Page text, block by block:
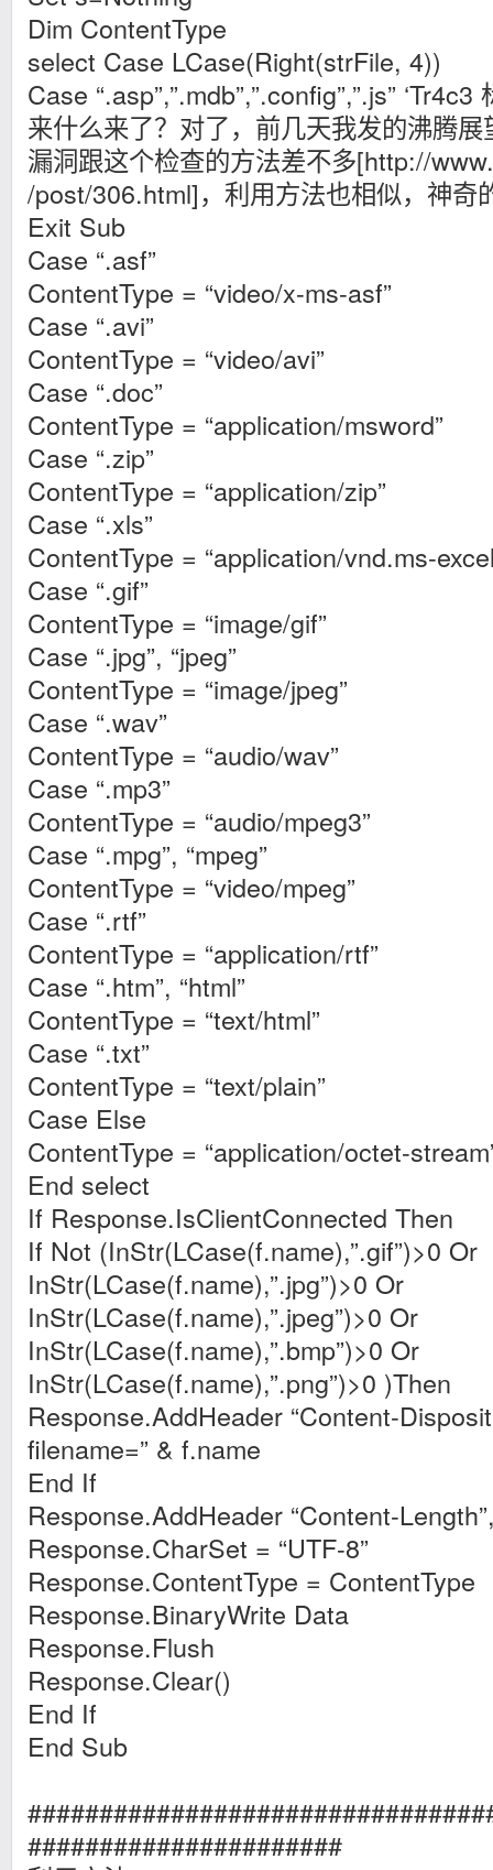
Dim ContentType
select Case LCase(Right(strFile, 4))
Case “.asp”,”.mdb”,”.config”,”.js”
来什么来了？对了，前几天我发的沸腾
漏洞跟这个检查的方法差不多[http://
/post/306.html]，利用方法也相似，神奇
Exit Sub
Case “.asf”
ContentType = “video/x-ms-asf”
Case “.avi”
ContentType = “video/avi”
Case “.doc”
ContentType = “application/msword”
Case “.zip”
ContentType = “application/zip”
Case “.xls”
ContentType = “application/vnd.ms-
Case “.gif”
ContentType = “image/gif”
Case “.jpg”, “jpeg”
ContentType = “image/jpeg”
Case “.wav”
ContentType = “audio/wav”
Case “.mp3”
ContentType = “audio/mpeg3”
Case “.mpg”, “mpeg”
ContentType = “video/mpeg”
Case “.rtf”
ContentType = “application/rtf”
Case “.htm”, “html”
ContentType = “text/html”
Case “.txt”
ContentType = “text/plain”
Case Else
ContentType = “application/octet-
End select
If Response.IsClientConnected Then
If Not (InStr(LCase(f.name),”.gif”)>0 Or
InStr(LCase(f.name),”.jpg”)>0 Or
InStr(LCase(f.name),”.jpeg”)>0 Or
InStr(LCase(f.name),”.bmp”)>0 Or
InStr(LCase(f.name),”.png”)>0 )Then
Response.AddHeader “Content-
filename=” & f.name
End If
Response.AddHeader “Content-
Response.CharSet = “UTF-8”
Response.ContentType = ContentType
Response.BinaryWrite Data
Response.Flush
Response.Clear()
End If
End Sub
######################